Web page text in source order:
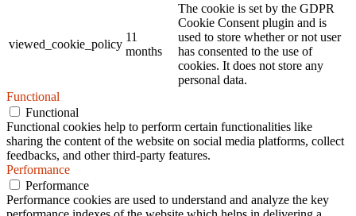
viewed_cookie_policy
11
months
The cookie is set by the GDPR
Cookie Consent plugin and is
used to store whether or not user
has consented to the use of
cookies. It does not store any
personal data.
Functional
Functional
Functional cookies help to perform certain functionalities like
sharing the content of the website on social media platforms, collect
feedbacks, and other third-party features.
Performance
Performance
Performance cookies are used to understand and analyze the key